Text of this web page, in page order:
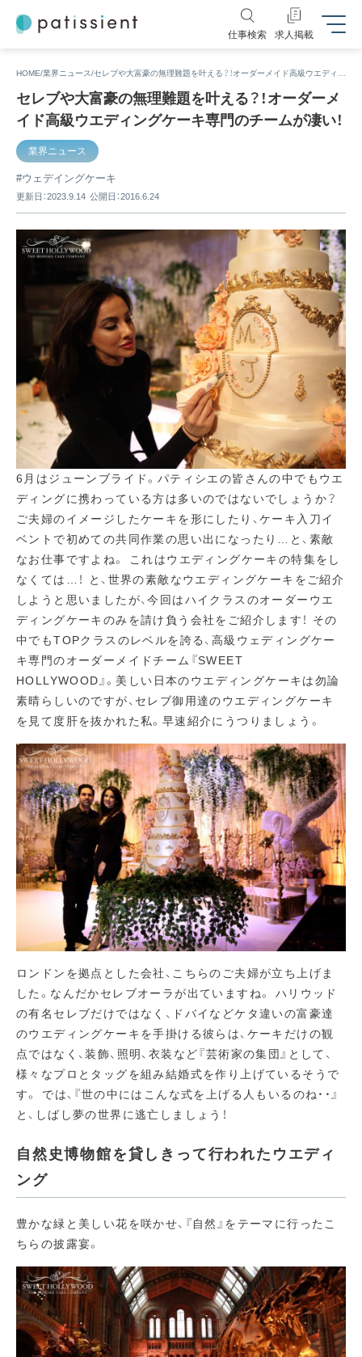
仕事検索 求人掲載
HOME 業界ニュース
セレブや大富豪の無理難題を叶える？！オーダーメ
イド高級ウエディングケーキ専門のチームが凄い！
業界ニュース
ウェデイングケーキ
更新日：2023.9.14 公開日：2016.6.24
6月はジューンブライド。パティシエの皆さんの中でもウエ
ディングに携わっている方は多いのではないでしょうか？
ご夫婦のイメージしたケーキを形にしたり、ケーキ入刀イ
ベントで初めての共同作業の思い出になったり…と、素敵
なお仕事ですよね。 これはウエディングケーキの特集をし
なくては…！ と、世界の素敵なウエディングケーキをご紹介
しようと思いましたが、今回はハイクラスのオーダーウエ
ディングケーキのみを請け負う会社をご紹介します！ その
中でもTOPクラスのレベルを誇る、高級ウェディングケー
キ専門のオーダーメイドチーム『SWEET
HOLLYWOOD』。美しい日本のウエディングケーキは勿論
素晴らしいのですが、セレブ御用達のウエディングケーキ
を見て度肝を抜かれた私。早速紹介にうつりましょう。
ロンドンを拠点とした会社、こちらのご夫婦が立ち上げま
した。なんだかセレブオーラが出ていますね。 ハリウッド
の有名セレブだけではなく、ドバイなどケタ違いの富豪達
のウエディングケーキを手掛ける彼らは、ケーキだけの観
点ではなく、装飾、照明、衣装など『芸術家の集団』として、
様々なプロとタッグを組み結婚式を作り上げているそうで
す。 では、『世の中にはこんな式を上げる人もいるのね・・』
と、しばし夢の世界に逃亡しましょう！
自然史博物館を貸しきって行われたウエディ
ング
豊かな緑と美しい花を咲かせ、『自然』をテーマに行ったこ
ちらの披露宴。